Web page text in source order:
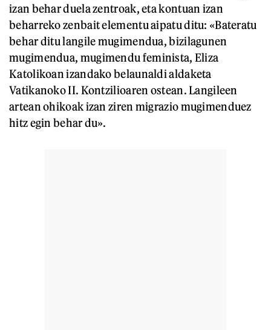
izan behar duela zentroak, eta kontuan izan
beharreko zenbait elementu aipatu ditu: «Bateratu
behar ditu langile mugimendua, bizilagunen
mugimendua, mugimendu feminista, Eliza
Katolikoan izandako belaunaldi aldaketa
Vatikanoko II. Kontzilioaren ostean. Langileen
artean ohikoak izan ziren migrazio mugimenduez
hitz egin behar du».